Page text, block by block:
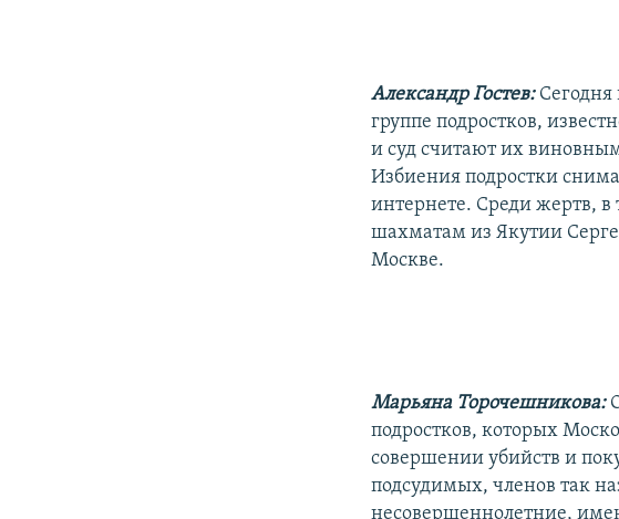
Александр Гостев: Сегодня
группе подростков,
и суд считают их
Избиения подростки
интернете. Среди жертв,
шахматам из Якутии
Москве.
Марьяна Торочешникова:
подростков, которых
совершении убийств и
подсудимых, членов так
несовершеннолетние,